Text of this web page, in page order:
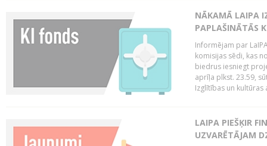
NĀKAMĀ LAIPA
PAPLAŠINĀTĀS
Informējam par
komisijas sēdi, kas
biedrus iesniegt
aprīļa plkst. 23.59,
Izglītības un kultūras
LAIPA PIEŠĶIR
UZVARĒTĀJAM